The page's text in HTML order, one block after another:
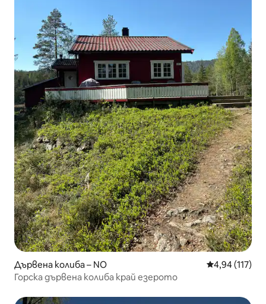
Дървена колиба – NO Средна
4,94 (117)
Горска дървена колиба край езерото